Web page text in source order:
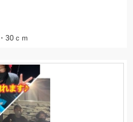
30ｃｍ